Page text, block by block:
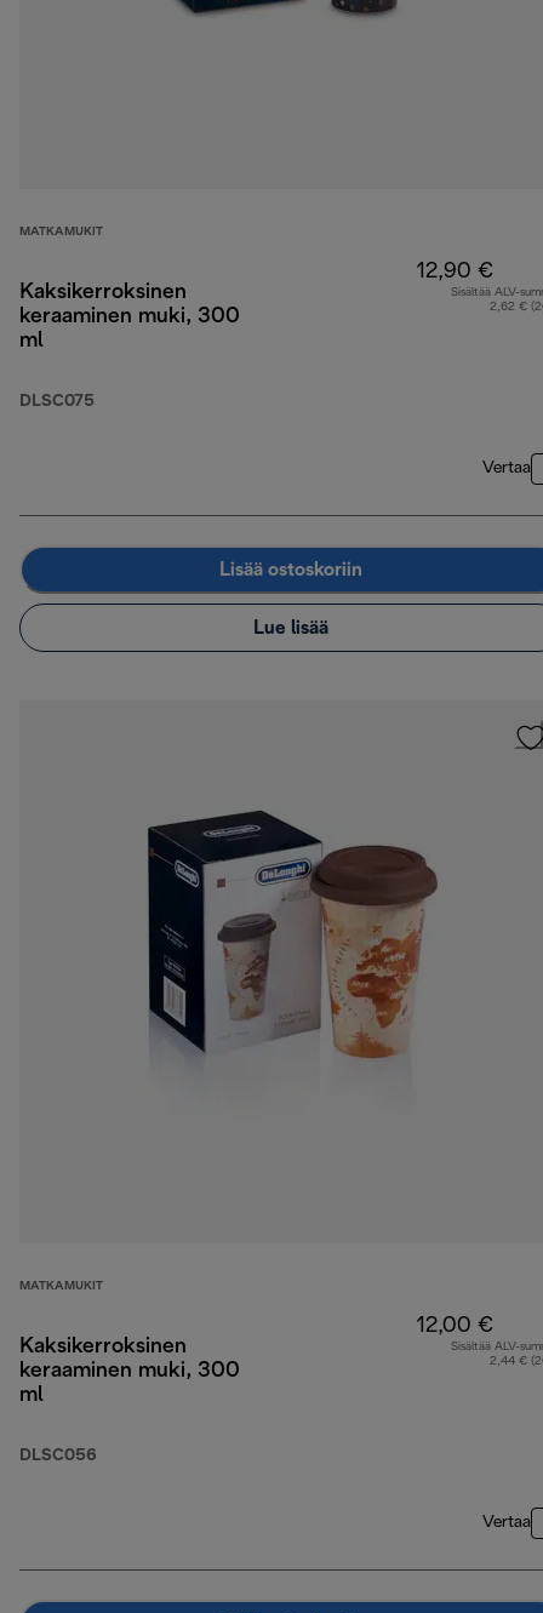
MATKAMUKIT
Kaksikerroksinen
keraaminen muki, 300
ml
DLSC075
12,90 €
Sisältää ALV-
2,62 €
Vertaa
Lisää ostoskoriin
Lue lisää
MATKAMUKIT
Kaksikerroksinen
keraaminen muki, 300
ml
DLSC056
12,00 €
Sisältää ALV-
2,44 €
Vertaa